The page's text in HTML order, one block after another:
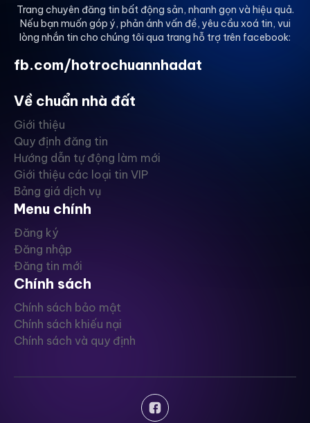
Trang chuyên đăng tin bất động sản, nhanh gọn và hiệu quả.
Nếu bạn muốn góp ý, phản ánh vấn đề, yêu cầu xoá tin, vui
lòng nhắn tin cho chúng tôi qua trang hỗ trợ trên facebook:
fb.com/hotrochuannhadat
Về chuẩn nhà đất
Giới thiệu
Quy định đăng tin
Hướng dẫn tự động làm mới
Giới thiệu các loại tin VIP
Bảng giá dịch vụ
Menu chính
Đăng ký
Đăng nhập
Đăng tin mới
Chính sách
Chính sách bảo mật
Chính sách khiếu nại
Chính sách và quy định